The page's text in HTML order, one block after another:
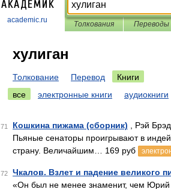
academic.ru Толкования Переводы
хулиган
Толкование Перевод
Книги
все
электронные книги аудиокниги
71 Кошкина пижама (сборник) , Рэй
Пьяные сенаторы проигрывают в
страну. Величайшим… 169 руб
72 Чкалов. Взлет и падение великого
«Он был не менее знаменит, чем Юрий